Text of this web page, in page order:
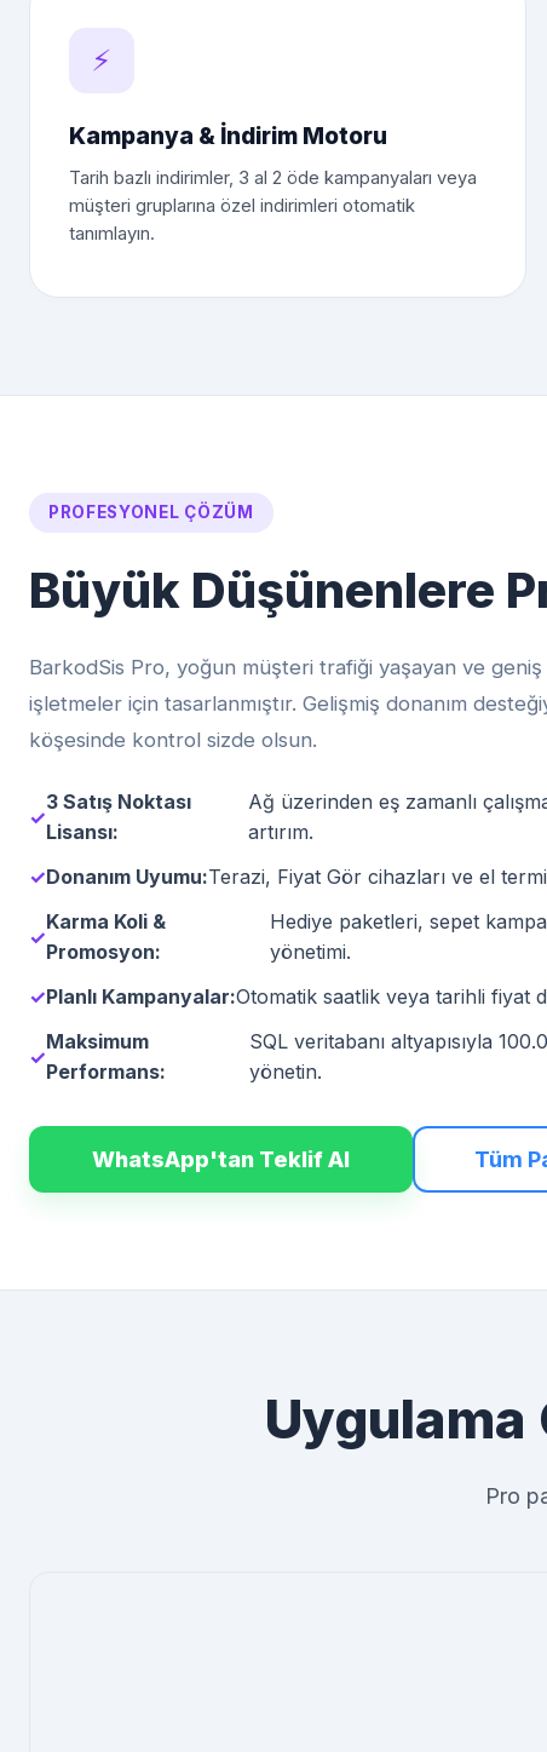
⚡
Kampanya & İndirim Motoru
Tarih bazlı indirimler, 3 al 2 öde kampanyaları veya
müşteri gruplarına özel indirimleri otomatik
tanımlayın.
PROFESYONEL ÇÖZÜM
Büyük Düşünenlere
BarkodSis Pro, yoğun müşteri trafiği yaşayan ve
işletmeler için tasarlanmıştır. Gelişmiş donanım
köşesinde kontrol sizde olsun.
✓
3 Satış Noktası
Lisansı:
Ağ üzerinden eş zamanlı
artırım.
✓Donanım Uyumu:Terazi, Fiyat Gör cihazları ve el
✓
Karma Koli &
Promosyon:
Hediye paketleri, sepet
yönetimi.
✓Planlı Kampanyalar:Otomatik saatlik veya tarihli fiyat
✓
Maksimum
Performans:
SQL veritabanı altyapısıyla
yönetin.
WhatsApp'tan Teklif Al Tüm
Pro